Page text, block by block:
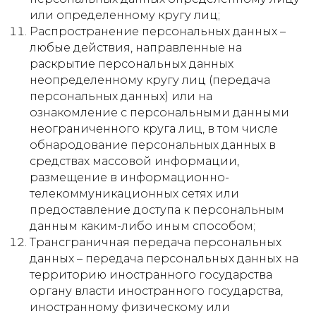
или определенному кругу лиц;
Распространение персональных данных –
любые действия, направленные на
раскрытие персональных данных
неопределенному кругу лиц (передача
персональных данных) или на
ознакомление с персональными данными
неограниченного круга лиц, в том числе
обнародование персональных данных в
средствах массовой информации,
размещение в информационно-
телекоммуникационных сетях или
предоставление доступа к персональным
данным каким-либо иным способом;
Трансграничная передача персональных
данных – передача персональных данных на
территорию иностранного государства
органу власти иностранного государства,
иностранному физическому или